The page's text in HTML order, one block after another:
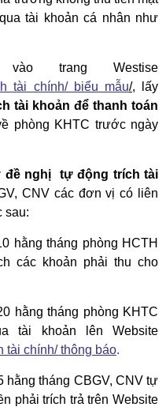
tài khoản cá nhân như
trang Westise
tài chính/ biểu mẫu/, lấy
tài khoản để thanh toán
phòng KHTC trước ngày
đề nghị tự động trích tài
CNV các đơn vị có liên
sau:
hằng tháng phòng HCTH
các khoản phải thu cho
hằng tháng phòng KHTC
tài khoản lên Website
tài chính/ thông báo.
hằng tháng CBGV, CNV tự
phải trích trả trên Website